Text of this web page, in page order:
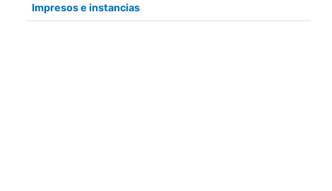
Impresos e instancias